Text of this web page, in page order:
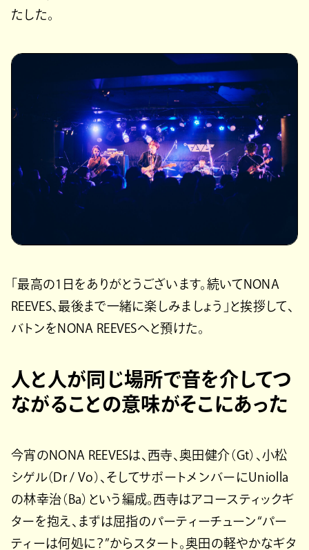
たした。
「最高の1日をありがとうございます。続いてNONA
REEVES、最後まで一緒に楽しみましょう」と挨拶して、
バトンをNONA REEVESへと預けた。
人と人が同じ場所で音を介してつ
ながることの意味がそこにあった
今宵のNONA REEVESは、西寺、奥田健介（Gt）、小松
シゲル（Dr / Vo）、そしてサポートメンバーにUniolla
の林幸治（Ba）という編成。西寺はアコースティックギ
ターを抱え、まずは屈指のパーティーチューン“パー
ティーは何処に？”からスタート。奥田の軽やかなギタ